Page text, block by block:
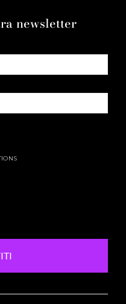
newsletter